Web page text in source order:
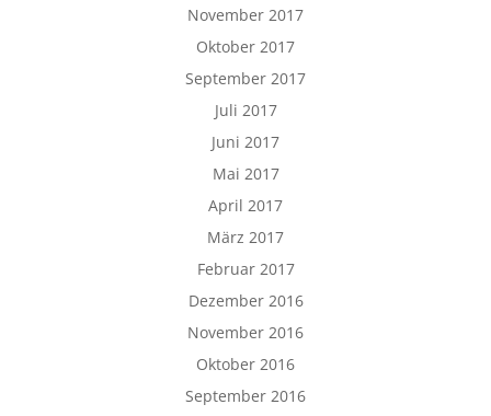
November 2017
Oktober 2017
September 2017
Juli 2017
Juni 2017
Mai 2017
April 2017
März 2017
Februar 2017
Dezember 2016
November 2016
Oktober 2016
September 2016